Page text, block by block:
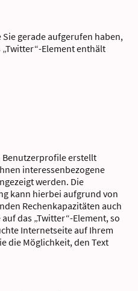
gerade aufgerufen haben,
Element enthält
Benutzerprofile erstellt
interessenbezogene
werden. Die
kann hierbei aufgrund von
Rechenkapazitäten auch
das „Twitter“-Element, so
Internetseite auf Ihrem
die Möglichkeit, den Text